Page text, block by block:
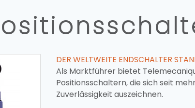
DER WELTWEITE ENDSCHALTER
Als Marktführer bietet
Positionsschaltern, die sich seit
Zuverlässigkeit auszeichnen.